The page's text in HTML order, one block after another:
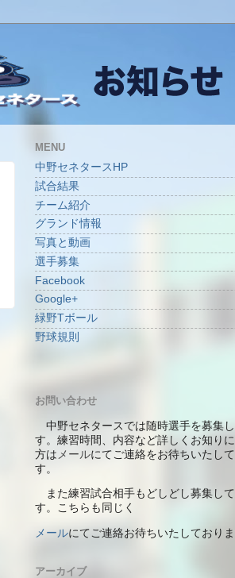
MENU
中野セネタースHP
試合結果
チーム紹介
グランド情報
写真と動画
選手募集
Facebook
Google+
緑野Tボール
野球規則
お問い合わせ
中野セネタースでは随時選手を募集し
す。練習時間、内容など詳しくお知り
方は メールにてご連絡をお待ちいたし
す。
また練習試合相手もどしどし募集して
す。こちらも同じく
メールにて ご連絡お待ちいたしておりま
アーカイブ